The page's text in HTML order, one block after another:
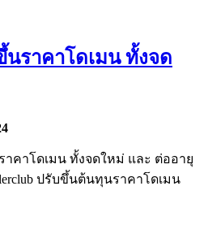
นราคาโดเมน ทั้งจด
คาโดเมน ทั้งจดใหม่ และ ต่ออายุ
ปรับขึ้นต้นทุนราคาโดเมน